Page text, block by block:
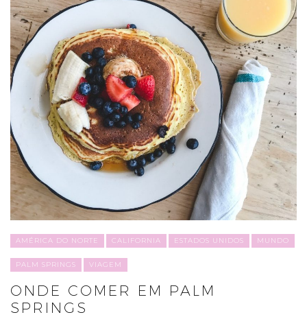
AMÉRICA DO NORTE CALIFORNIA ESTADOS UNIDOS MUNDO
PALM SPRINGS VIAGEM
ONDE COMER EM PALM
SPRINGS